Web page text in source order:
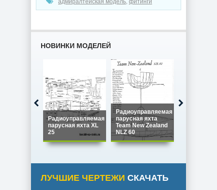
НОВИНКИ МОДЕЛЕЙ
Радиоуправляемая
парусная яхта XL
25
Радиоуправляемая
парусная яхта
Team New Zealand
NLZ 60
ЛУЧШИЕ ЧЕРТЕЖИ СКАЧАТЬ